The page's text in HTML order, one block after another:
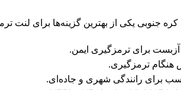
یکی از بهترین گزینه‌ها برای لنت
برای ترمزگیری ایمن.
ترمزگیری.
برای رانندگی شهری و جاده‌ای.